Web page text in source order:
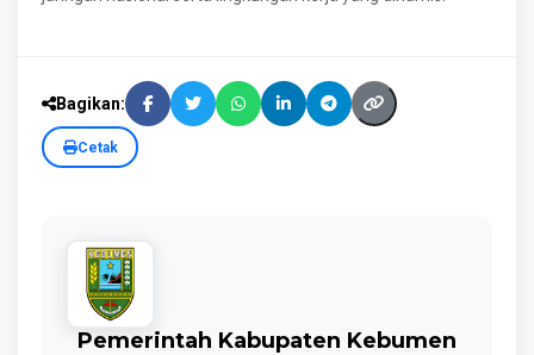
Bagikan:
Cetak
Pemerintah Kabupaten Kebumen